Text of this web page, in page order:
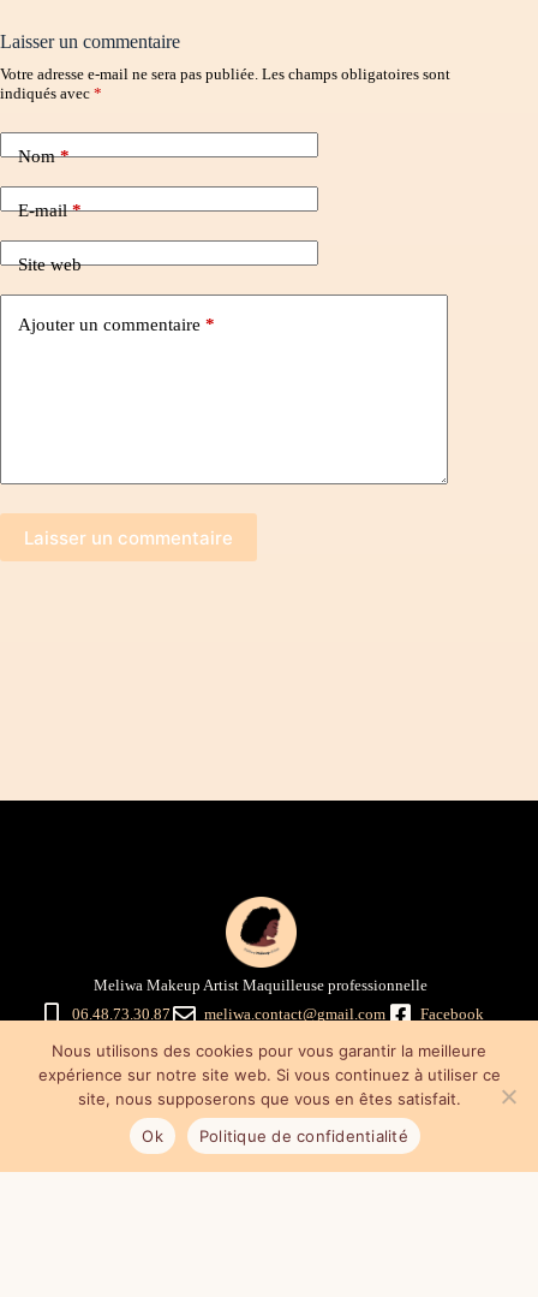
Laisser un commentaire
Votre adresse e-mail ne sera pas publiée. Les champs obligatoires sont
indiqués avec *
Nom*
E-mail*
Site web
Ajouter un commentaire *
Laisser un commentaire
Meliwa Makeup Artist Maquilleuse professionnelle
06.48.73.30.87
meliwa.contact@gmail.com
Facebook
Politique de confidentialité –
Conditions générales
de vente
Mes astuces maquillage & promo
Nous utilisons des cookies pour vous garantir la meilleure
expérience sur notre site web. Si vous continuez à utiliser ce
site, nous supposerons que vous en êtes satisfait.
Ok
Politique de confidentialité